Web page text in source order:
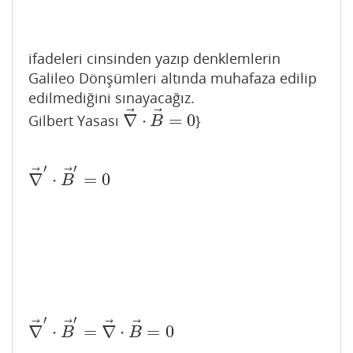
ifadeleri cinsinden yazıp denklemlerin
Galileo Dönşümleri altında muhafaza edilip
edilmediğini sınayacağız.
Gilbert Yasası ∇⃗ ⋅ B⃗ = 0
∇→ ⋅B→= 0 }
∇⃗′
⋅ B⃗′
= 0
∇→ ⋅B→′= 0
∇⃗′
⋅ B⃗′
= ∇⃗ ⋅ B⃗ = 0
∇ → ′⋅B →′= ∇→ ⋅B→= 0